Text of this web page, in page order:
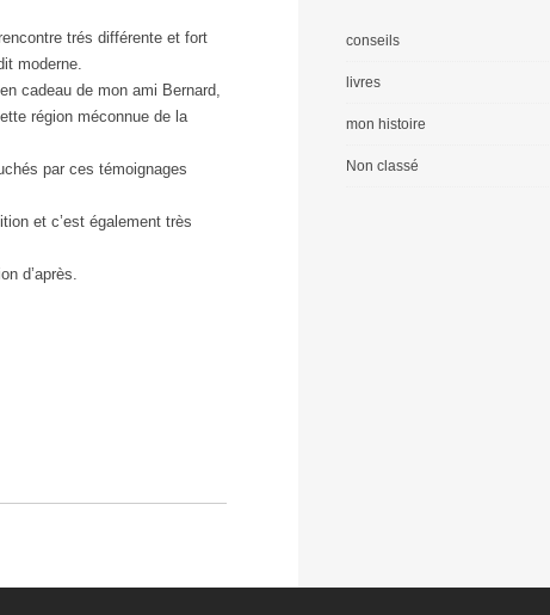
trés différente et fort
moderne.
cadeau de mon ami Bernard,
région méconnue de la
par ces témoignages
et c’est également très
d’après.
conseils
livres
mon histoire
Non classé